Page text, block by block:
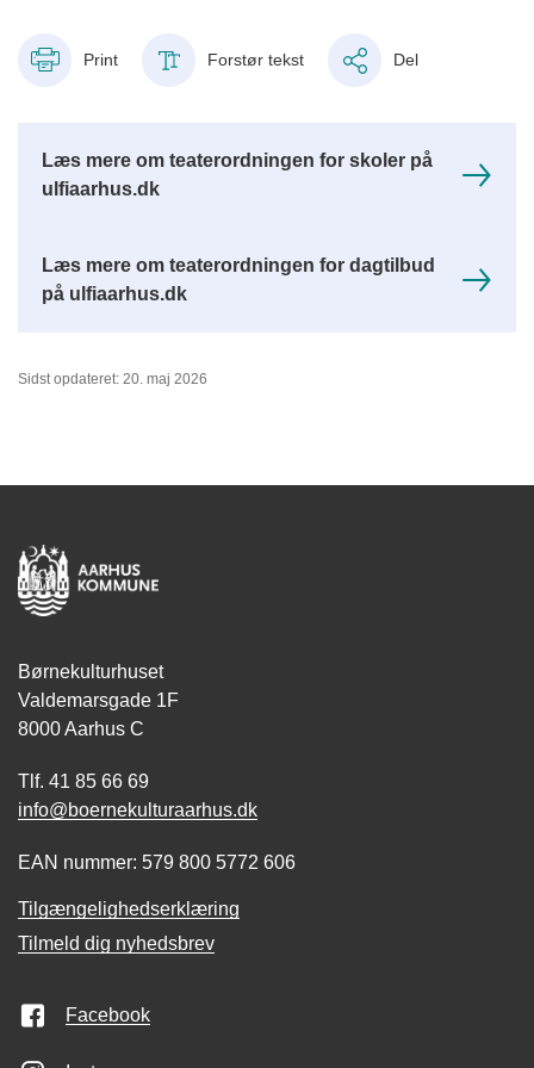
Print Forstør tekst Del
Læs mere om teaterordningen for skoler på
ulfiaarhus.dk
Læs mere om teaterordningen for dagtilbud
på ulfiaarhus.dk
Sidst opdateret: 20. maj 2026
Børnekulturhuset
Valdemarsgade 1F
8000 Aarhus C
Tlf. 41 85 66 69
info@boernekulturaarhus.dk
EAN nummer: 579 800 5772 606
Tilgængelighedserklæring
Tilmeld dig nyhedsbrev
Facebook